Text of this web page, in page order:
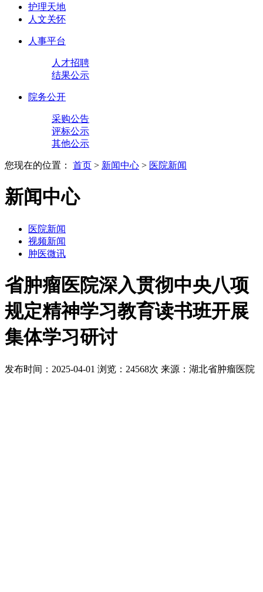
护理天地
人文关怀
人事平台
人才招聘
结果公示
院务公开
采购公告
评标公示
其他公示
您现在的位置： 首页 > 新闻中心 > 医院新闻
新闻中心
医院新闻
视频新闻
肿医微讯
省肿瘤医院深入贯彻中央八项
规定精神学习教育读书班开展
集体学习研讨
发布时间：2025-04-01 浏览：24568次 来源：湖北省肿瘤医院